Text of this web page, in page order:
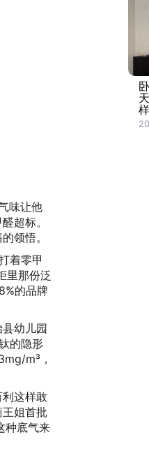
味让他
超标。
领悟。
着零甲
里那份泛
的品牌
幼儿园
的隐形
m³，
这样敢
姐首批
种底气来